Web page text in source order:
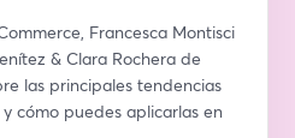
Francesca Montisci
& Clara Rochera de
las principales tendencias
cómo puedes aplicarlas en